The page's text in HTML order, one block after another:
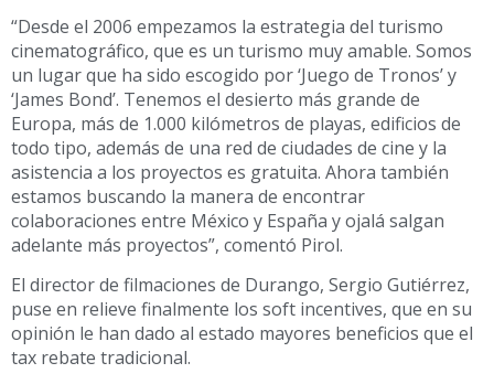
“Desde el 2006 empezamos la estrategia del turismo
cinematográfico, que es un turismo muy amable. Somos
un lugar que ha sido escogido por ‘Juego de Tronos’ y
‘James Bond’. Tenemos el desierto más grande de
Europa, más de 1.000 kilómetros de playas, edificios de
todo tipo, además de una red de ciudades de cine y la
asistencia a los proyectos es gratuita. Ahora también
estamos buscando la manera de encontrar
colaboraciones entre México y España y ojalá salgan
adelante más proyectos”, comentó Pirol.
El director de filmaciones de Durango, Sergio Gutiérrez,
puse en relieve finalmente los soft incentives, que en su
opinión le han dado al estado mayores beneficios que el
tax rebate tradicional.